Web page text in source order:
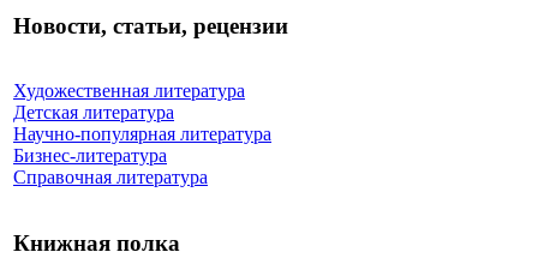
Новости, статьи, рецензии
Художественная литература
Детская литература
Научно-популярная литература
Бизнес-литература
Справочная литература
Книжная полка